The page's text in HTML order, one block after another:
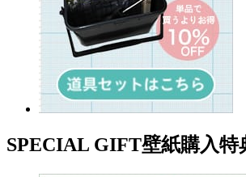
SPECIAL GIFT壁紙購入特